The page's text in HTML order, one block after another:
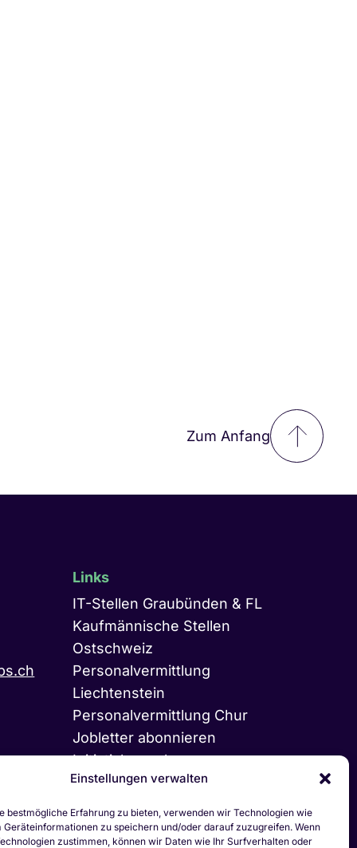
Einstellungen verwalten
bestmögliche Erfahrung zu bieten, verwenden wir Technologien wie
Geräteinformationen zu speichern und/oder darauf zuzugreifen. Wenn
zustimmen, können wir Daten wie Ihr Surfverhalten oder
Zum Anfang
Links
IT-Stellen Graubünden & FL
Kaufmännische Stellen
Ostschweiz
Personalvermittlung
Liechtenstein
Personalvermittlung Chur
Jobletter abonnieren
Initiativbewerbung
Vakanz melden
LinkedIn